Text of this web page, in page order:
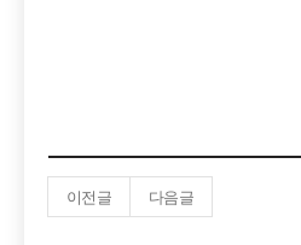
이전글 다음글